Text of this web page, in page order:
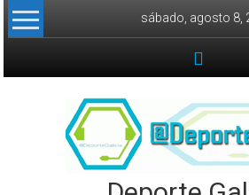
Skip to content
sábado, agosto 8,